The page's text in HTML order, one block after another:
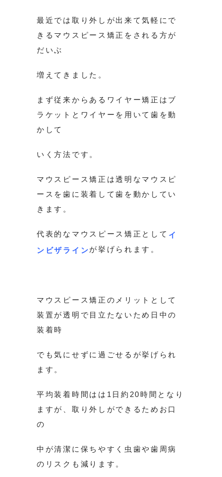
最近では取り外しが出来て気軽にで
きるマウスピース矯正をされる方が
だいぶ
増えてきました。
まず従来からあるワイヤー矯正はブ
ラケットとワイヤーを用いて歯を動
かして
いく方法です。
マウスピース矯正は透明なマウスピ
ースを歯に装着して歯を動かしてい
きます。
代表的なマウスピース矯正として イ
ンビザラインが挙げられます。
マウスピース矯正のメリットとして
装置が透明で目立たないため日中の
装着時
でも気にせずに過ごせるが挙げられ
ます。
平均装着時間はは1日約20時間となり
ますが、取り外しができるためお口
の
中が清潔に保ちやすく虫歯や歯周病
のリスクも減ります。